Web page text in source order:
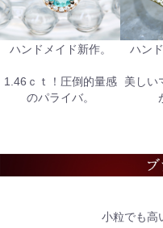
ハンドメイド新作。
1.46ｃｔ！圧倒的量感
のパライバ。
ハン
美しい
小粒でも高